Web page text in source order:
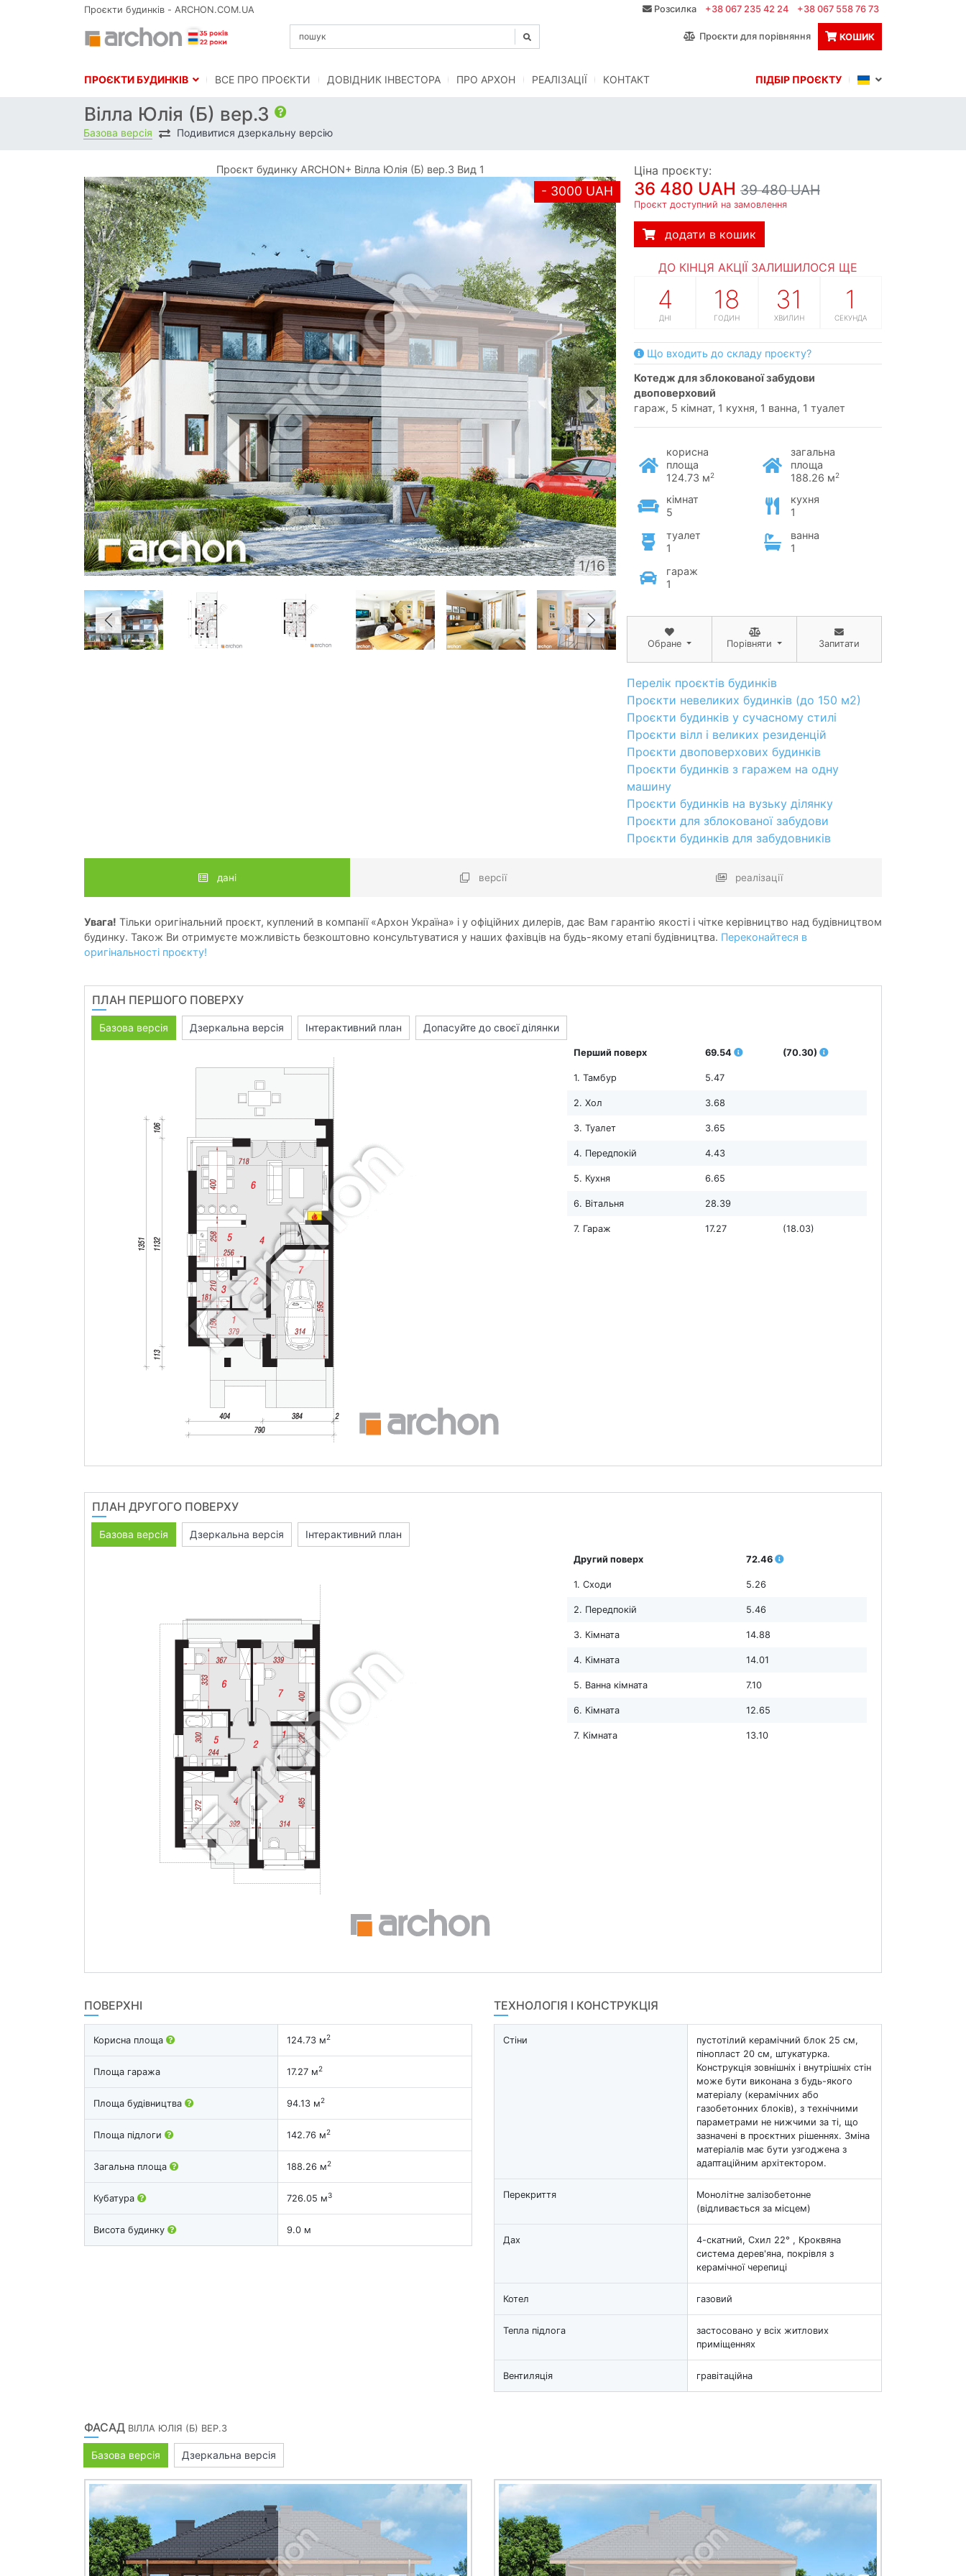
Проєкти будинків - ARCHON.COM.UA Розсилка +38 067 235 42 24 +38 067 558 76 73
Проєкти для порівняння КОШИК
ПРОЄКТИ БУДИНКІВ BСЕ ПРО ПРОЄКТИ ДОВІДНИК ІНВЕСТОРА ПРО АРХОН РЕАЛІЗАЦІЇ КОНТАКТ ПІДБІР ПРОЄКТУ
Вілла Юлія (Б) вер.3
Базова версія Подивитися дзеркальну версію
Проєкт будинку ARCHON+ Вілла Юлія (Б) вер.3 Вид 1
- 3000 UAH
1/16
Ціна проєкту:
36 480 UAH 39 480 UAH
Проєкт доступний на замовлення
додати в кошик
ДО КІНЦЯ АКЦІЇ ЗАЛИШИЛОСЯ ЩЕ
4
ДНІ
18
ГОДИН
31
ХВИЛИН
0
СЕКУНД
Що входить до складу проєкту?
котедж для зблокованої забудови
двоповерховий
гараж, 5 кімнат, 1 кухня, 1 ванна, 1 туалет
корисна
площа
124.73 м2
загальна
площа
188.26 м2
кімнат
5
кухня
1
туалет
1
ванна
1
гараж
1
Обране Порівняти Запитати
Перелік проєктів будинків
Проєкти невеликих будинків (до 150 м2)
Проєкти будинків у сучасному стилі
Проєкти вілл і великих резиденцій
Проєкти двоповерхових будинків
Проєкти будинків з гаражем на одну
машину
Проєкти будинків на вузьку ділянку
Проєкти для зблокованої забудови
Проєкти будинків для забудовників
дані версії реалізації
Увага! Тільки оригінальний проєкт, куплений в компанії «Архон Україна» і у офіційних дилерів, дає Вам гарантію якості і чітке керівництво над будівництвом
будинку. Також Ви отримуєте можливість безкоштовно консультуватися у наших фахівців на будь-якому етапі будівництва. Переконайтеся в
оригінальності проєкту!
ПЛАН ПЕРШОГО ПОВЕРХУ
Базова версія Дзеркальна версія Інтерактивний план Допасуйте до своєї ділянки
Перший поверх 69.54 (70.30)
1. Тамбур 5.47
2. Хол 3.68
3. Туалет 3.65
4. Передпокій 4.43
5. Кухня 6.65
6. Вітальня 28.39
7. Гараж 17.27 (18.03)
ПЛАН ДРУГОГО ПОВЕРХУ
Базова версія Дзеркальна версія Інтерактивний план
Другий поверх 72.46
1. Сходи 5.26
2. Передпокій 5.46
3. Кімната 14.88
4. Кімната 14.01
5. Ванна кімната 7.10
6. Кімната 12.65
7. Кімната 13.10
ПОВЕРХНІ
Корисна площа 124.73 м2
Площа гаража 17.27 м2
Площа будівництва 94.13 м2
Площа підлоги 142.76 м2
Загальна площа 188.26 м2
Кубатура 726.05 м3
Висота будинку 9.0 м
ТЕХНОЛОГІЯ І КОНСТРУКЦІЯ
Стіни
пустотілий керамічний блок 25 см,
пінопласт 20 см, штукатурка.
Конструкція зовнішніх і внутрішніх стін
може бути виконана з будь-якого
матеріалу (керамічних або
газобетонних блоків), з технічними
параметрами не нижчими за ті, що
зазначені в проєктних рішеннях. Зміна
матеріалів має бути узгоджена з
адаптаційним архітектором.
Перекриття
Монолітне залізобетонне
(відливається за місцем)
Дах
4-скатний, Схил 22° , Кроквяна
система дерев'яна, покрівля з
керамічної черепиці
Котел газовий
Тепла підлога
застосовано у всіх житлових
приміщеннях
Вентиляція гравітаційна
ФАСАД ВІЛЛА ЮЛІЯ (Б) ВЕР.3
Базова версія Дзеркальна версія